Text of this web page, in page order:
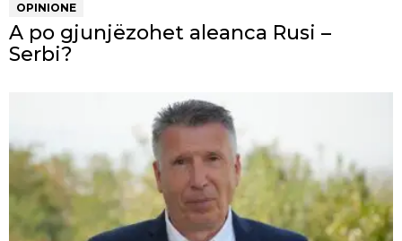
OPINIONE
A po gjunjëzohet aleanca Rusi –
Serbi?